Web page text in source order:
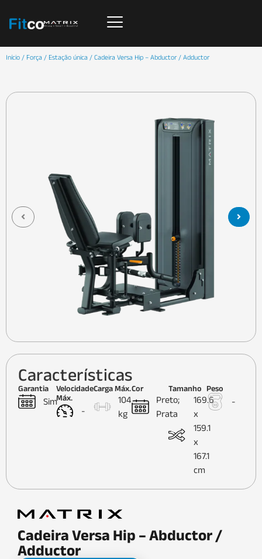
Início / Força / Estação única / Cadeira Versa Hip – Abductor / Adductor
Características
Garantia
Sim
Velocidade
Máx.
-
Carga Máx.
104
kg
Cor
Preto;
Prata
Tamanho
169.6
x
159.1
x
167.1
cm
Peso
-
Cadeira Versa Hip – Abductor /
Adductor